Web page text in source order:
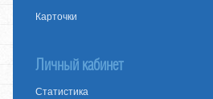
Карточки
Личный кабинет
Статистика